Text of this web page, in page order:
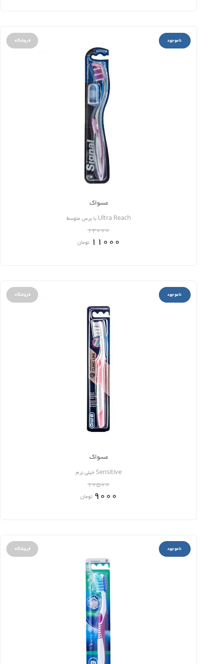
ناموجود فروشگاه
مسواک
Ultra Reach با برس متوسط
12000
11000 تومان
ناموجود فروشگاه
مسواک
Sensitive خیلی نرم
10500
9000 تومان
ناموجود فروشگاه